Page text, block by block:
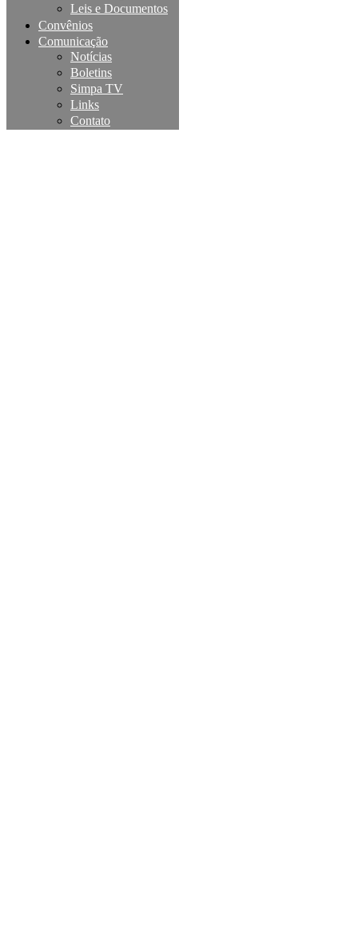
Leis e Documentos
Convênios
Comunicação
Notícias
Boletins
Simpa TV
Links
Contato